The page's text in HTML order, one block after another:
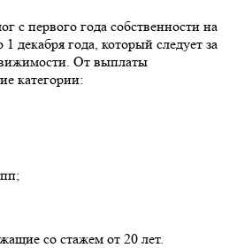
с первого года собственности на
декабря года, который следует за
От выплаты
категории:
со стажем от 20 лет.